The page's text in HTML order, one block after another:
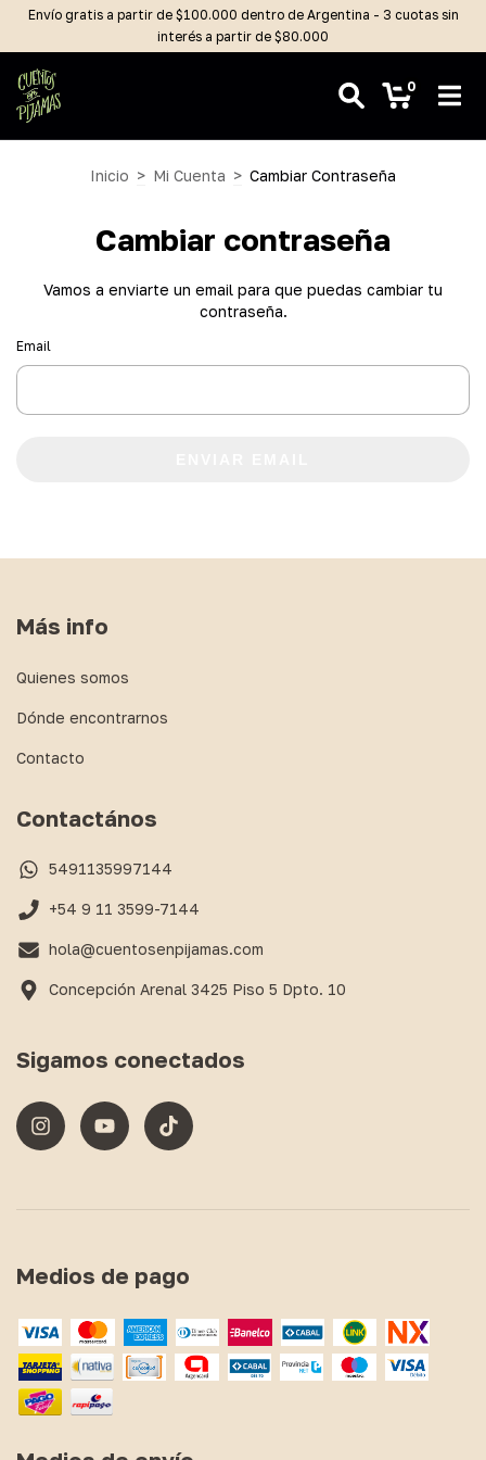
Envío gratis a partir de $100.000 dentro de Argentina - 3 cuotas sin
interés a partir de $80.000
0
Inicio > Mi Cuenta > Cambiar Contraseña
Cambiar contraseña
Vamos a enviarte un email para que puedas cambiar tu
contraseña.
Email
Más info
Quienes somos
Dónde encontrarnos
Contacto
Contactános
5491135997144
+54 9 11 3599-7144
hola@cuentosenpijamas.com
Concepción Arenal 3425 Piso 5 Dpto. 10
Sigamos conectados
Medios de pago